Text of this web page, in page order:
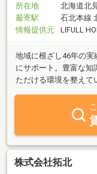
所在地
北海道北
最寄駅
石北本線
情報提供元
LIFULL
地域に根ざし46年の
にサポート。豊富な知
ただける環境を整えて
株式会社拓北